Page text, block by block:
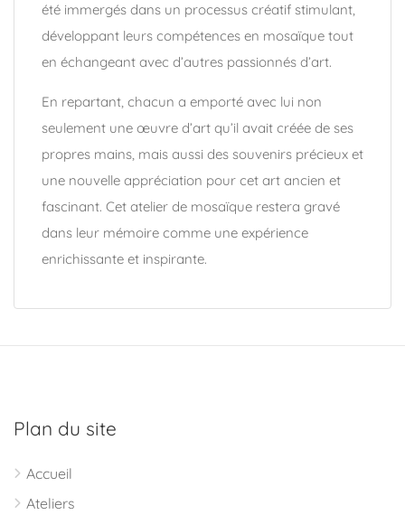
été immergés dans un processus créatif stimulant,
développant leurs compétences en mosaïque tout
en échangeant avec d’autres passionnés d’art.
En repartant, chacun a emporté avec lui non
seulement une œuvre d’art qu’il avait créée de ses
propres mains, mais aussi des souvenirs précieux et
une nouvelle appréciation pour cet art ancien et
fascinant. Cet atelier de mosaïque restera gravé
dans leur mémoire comme une expérience
enrichissante et inspirante.
Plan du site
Accueil
Ateliers